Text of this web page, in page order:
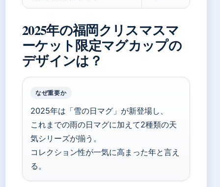
2025年の福岡クリスマスマ
ーケット限定マグカップの
デザインは？
なぜ重要か
2025年は「雪の日マグ」が新登場し、
これまでの雨の日マグに加えて2種類の天
気シリーズが揃う。
コレクション性が一気に高まった年と言え
る。